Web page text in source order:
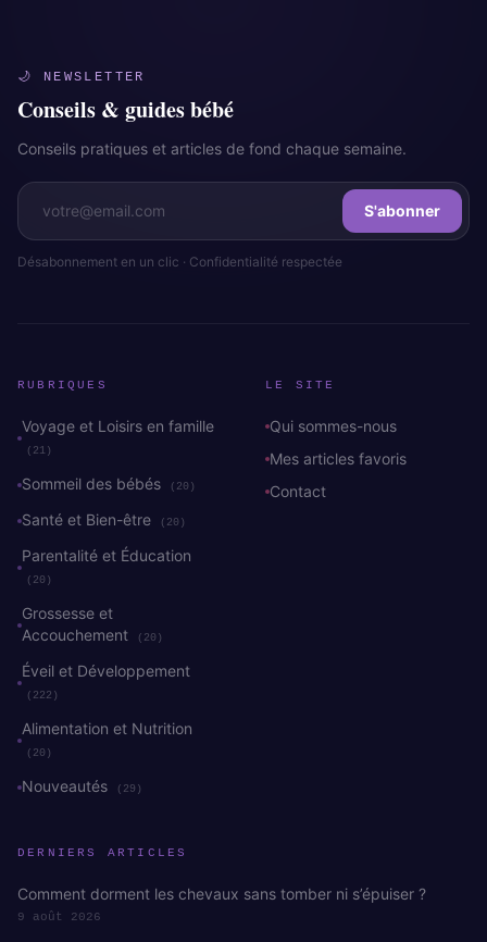
🌙 NEWSLETTER
Conseils & guides bébé
Conseils pratiques et articles de fond chaque semaine.
S'abonner
Désabonnement en un clic · Confidentialité respectée
RUBRIQUES
Voyage et Loisirs en famille
(21)
Sommeil des bébés (20)
Santé et Bien-être (20)
Parentalité et Éducation
(20)
Grossesse et
Accouchement
(20)
Éveil et Développement
(222)
Alimentation et Nutrition
(20)
Nouveautés (29)
LE SITE
Qui sommes-nous
Mes articles favoris
Contact
DERNIERS ARTICLES
Comment dorment les chevaux sans tomber ni s’épuiser ?
9 août 2026